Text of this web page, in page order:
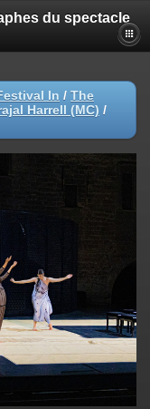
du spectacle
In / The
Harrell (MC) /